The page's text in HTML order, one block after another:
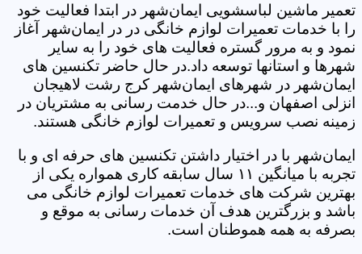
تعمیر ماشین لباسشویی ایمان‌شهر در ابتدا فعالیت خود
را با خدمات تعمیرات لوازم خانگی در در ایمان‌شهر آغاز
نمود و به مرور گستره فعالیت های خود را به سایر
شهرها و استانها توسعه داد.در حال حاضر تکنسین های
ایمان‌شهر در شهرهای ایمان‌شهر کرج رشت لاهیجان
انزلی اصفهان و...در حال خدمت رسانی به مشتریان در
زمینه نصب سرویس و تعمیرات لوازم خانگی هستند.
ایمان‌شهر با در اختیار داشتن تکنسین های حرفه ای و با
تجربه با میانگین ۱۱ سال سابقه کاری همواره یکی از
بهترین شرکت های خدمات تعمیرات لوازم خانگی می
باشد و بزرگترین هدف آن خدمات رسانی به موقع و
بصرفه به همه هموطنان است.